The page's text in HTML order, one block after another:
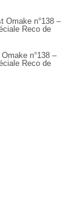
Omake n°138 –
Reco de
n°138 –
Reco de